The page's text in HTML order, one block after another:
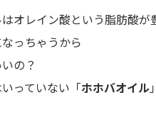
オレイン酸という脂肪酸が
っちゃうから
の？
っていない「ホホバオイル